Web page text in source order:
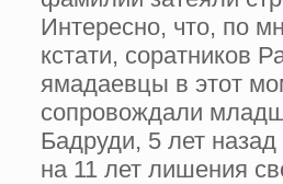
Интересно, что, по
кстати, соратников
ямадаевцы в этот
сопровождали
Бадруди, 5 лет
на 11 лет лишения